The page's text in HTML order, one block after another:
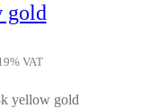
gold
VAT
yellow gold